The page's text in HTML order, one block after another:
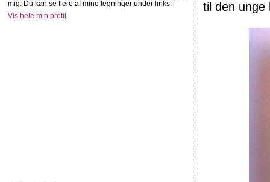
til den
mig. Du kan se flere af mine tegninger under links.
Vis hele min profil